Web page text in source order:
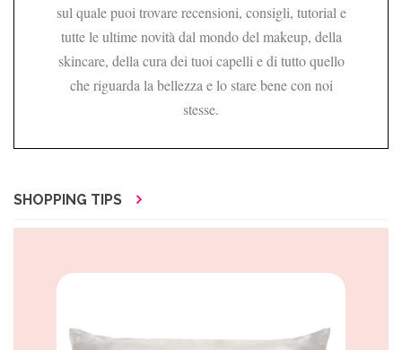
sul quale puoi trovare recensioni, consigli, tutorial e
tutte le ultime novità dal mondo del makeup, della
skincare, della cura dei tuoi capelli e di tutto quello
che riguarda la bellezza e lo stare bene con noi
stesse.
SHOPPING TIPS